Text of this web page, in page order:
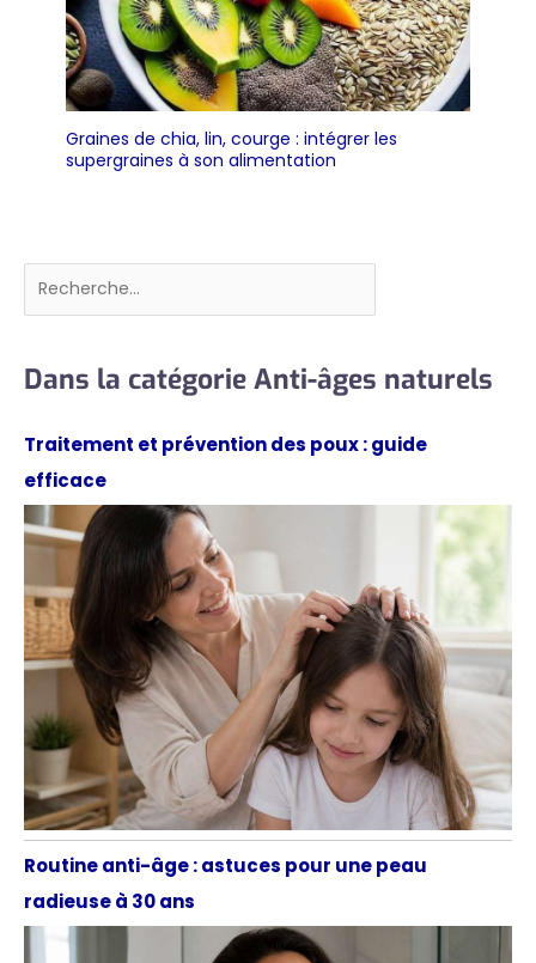
facilement dans votre
bagage à main ou
votre sac à dos。Que
vous soyez à la plage,
en montagne ou au
bureau, vos soins
favoris vous
Graines de chia, lin, courge : intégrer les
supergraines à son alimentation
Rechercher
Dans la catégorie Anti-âges naturels
Traitement et prévention des poux : guide
efficace
Routine anti-âge : astuces pour une peau
radieuse à 30 ans